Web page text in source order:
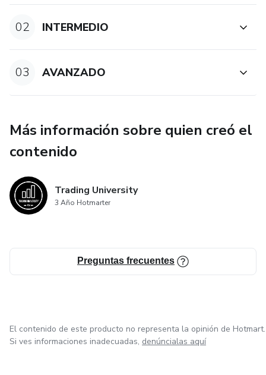
02 INTERMEDIO
03 AVANZADO
Más información sobre quien creó el
contenido
Trading University
3 Año Hotmarter
Preguntas frecuentes
El contenido de este producto no representa la opinión de Hotmart.
Si ves informaciones inadecuadas, denúncialas aquí